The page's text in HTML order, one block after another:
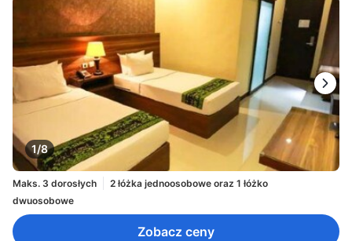
1/8
Maks. 3 dorosłych
2 łóżka jednoosobowe oraz 1 łóżko
dwuosobowe
Zobacz ceny